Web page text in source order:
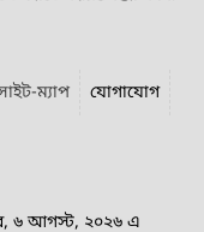
ম্যাপ
যোগাযোগ
৬ আগস্ট, ২০২৬ এ